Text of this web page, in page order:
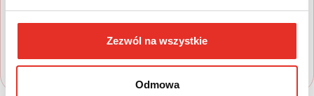
Zezwól na wszystkie
Odmowa
Zapoznaj się z nasza ofertą, aby wybrać
oczekiwania